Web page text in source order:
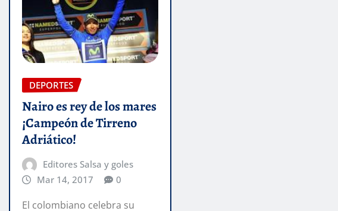
DEPORTES
Nairo es rey de los mares
¡Campeón de Tirreno
Adriático!
Editores Salsa y goles
Mar 14, 2017
0
El colombiano celebra su